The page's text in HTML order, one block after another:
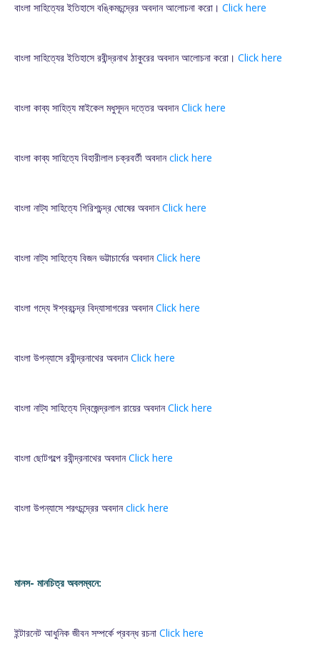
বাংলা সাহিত্যের ইতিহাসে বঙ্কিমচন্দ্রের অবদান আলোচনা করো। Click here
বাংলা সাহিত্যের ইতিহাসে রবীন্দ্রনাথ ঠাকুরের অবদান আলোচনা করো। Click here
বাংলা কাব্য সাহিত্য মাইকেল মধুসূদন দত্তের অবদানClick here
বাংলা কাব্য সাহিত্যে বিহারীলাল চক্রবর্তী অবদানclick here
বাংলা নাট্য সাহিত্যে গিরিশচন্দ্র ঘোষের অবদানClick here
বাংলা নাট্য সাহিত্যে বিজন ভট্টাচার্যের অবদানClick here
বাংলা গদ্যে ঈশ্বরচন্দ্র বিদ্যাসাগরের অবদানClick here
বাংলা উপন্যাসে রবীন্দ্রনাথের অবদানClick here
বাংলা নাট্য সাহিত্যে দ্বিজেন্দ্রলাল রায়ের অবদানClick here
বাংলা ছোটগল্পে রবীন্দ্রনাথের অবদানClick here
বাংলা উপন্যাসে শরৎচন্দ্রের অবদানclick here
মানস- মানচিত্র অবলম্বনে:
ইন্টারনেট আধুনিক জীবন সম্পর্কে প্রবন্ধ রচনা Click here